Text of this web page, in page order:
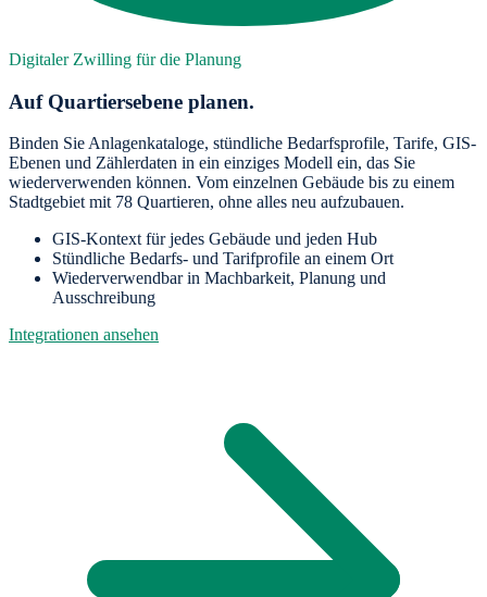
Digitaler Zwilling für die Planung
Auf Quartiersebene planen.
Binden Sie Anlagenkataloge, stündliche Bedarfsprofile, Tarife, GIS-
Ebenen und Zählerdaten in ein einziges Modell ein, das Sie
wiederverwenden können. Vom einzelnen Gebäude bis zu einem
Stadtgebiet mit 78 Quartieren, ohne alles neu aufzubauen.
GIS-Kontext für jedes Gebäude und jeden Hub
Stündliche Bedarfs- und Tarifprofile an einem Ort
Wiederverwendbar in Machbarkeit, Planung und
Ausschreibung
Integrationen ansehen